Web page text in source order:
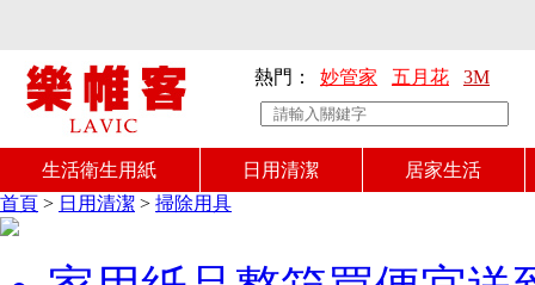
熱門： 妙管家 五月花 3M
生活衛生用紙 日用清潔
居家生活
首頁 > 日用清潔 > 掃除用具